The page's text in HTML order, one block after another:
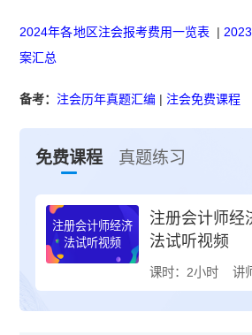
2024年各地区注会报考费用一览表 |
案汇总
备考： 注会历年真题汇编 | 注会免费课程
免费课程 真题练习
注册会计师经济
法试听视频
注册会计师经
法试听视频
课时：2小时 讲